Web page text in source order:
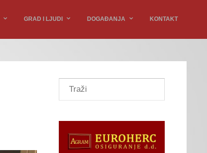
GRAD I LJUDI DOGAĐANJA KONTAKT